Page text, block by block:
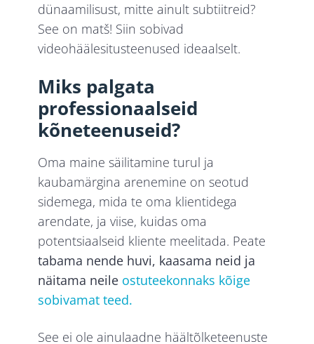
dünaamilisust, mitte ainult subtiitreid?
See on matš! Siin sobivad
videohäälesitusteenused ideaalselt.
Miks palgata
professionaalseid
kõneteenuseid?
Oma maine säilitamine turul ja
kaubamärgina arenemine on seotud
sidemega, mida te oma klientidega
arendate, ja viise, kuidas oma
potentsiaalseid kliente meelitada. Peate
tabama nende huvi, kaasama neid ja
näitama neile ostuteekonnaks kõige
sobivamat teed.
See ei ole ainulaadne häältõlketeenuste